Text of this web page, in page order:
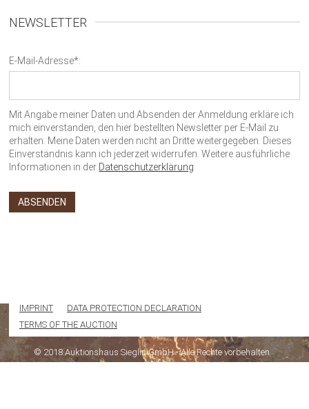
NEWSLETTER
E-Mail-Adresse*:
Mit Angabe meiner Daten und Absenden der Anmeldung erkläre ich
mich einverstanden, den hier bestellten Newsletter per E-Mail zu
erhalten. Meine Daten werden nicht an Dritte weitergegeben. Dieses
Einverständnis kann ich jederzeit widerrufen. Weitere ausführliche
Informationen in der Datenschutzerklärung
IMPRINT
DATA PROTECTION DECLARATION
TERMS OF THE AUCTION
© 2018 Auktionshaus Sieglin GmbH - Alle Rechte vorbehalten